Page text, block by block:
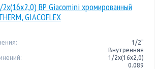
ВР Giacomini хромированный
GIACOFLEX
1/2"
Внутренняя
1/2x(16x2,0)
0.089